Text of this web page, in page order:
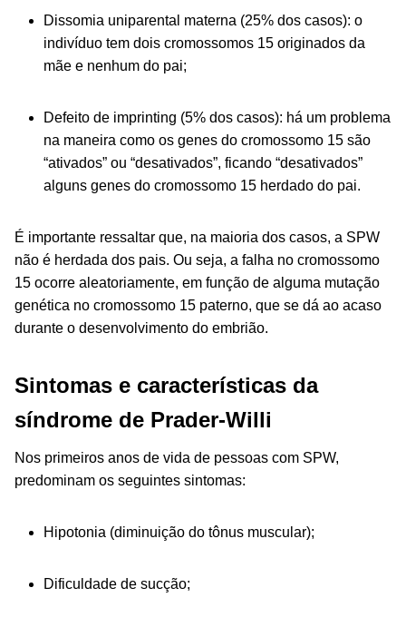
Dissomia uniparental materna (25% dos casos): o
indivíduo tem dois cromossomos 15 originados da
mãe e nenhum do pai;
Defeito de imprinting (5% dos casos): há um problema
na maneira como os genes do cromossomo 15 são
“ativados” ou “desativados”, ficando “desativados”
alguns genes do cromossomo 15 herdado do pai.
É importante ressaltar que, na maioria dos casos, a SPW
não é herdada dos pais. Ou seja, a falha no cromossomo
15 ocorre aleatoriamente, em função de alguma mutação
genética no cromossomo 15 paterno, que se dá ao acaso
durante o desenvolvimento do embrião.
Sintomas e características da
síndrome de Prader-Willi
Nos primeiros anos de vida de pessoas com SPW,
predominam os seguintes sintomas:
Hipotonia (diminuição do tônus muscular);
Dificuldade de sucção;